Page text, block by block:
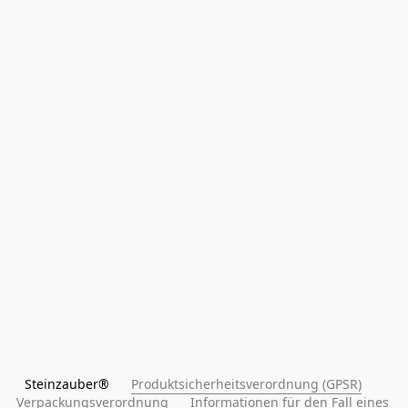
Steinzauber® Produktsicherheitsverordnung (GPSR)
Verpackungsverordnung
Informationen für den Fall eines